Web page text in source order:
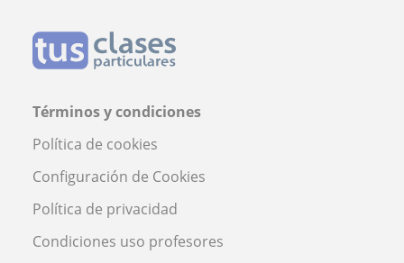
Términos y condiciones
Política de cookies
Configuración de Cookies
Política de privacidad
Condiciones uso profesores